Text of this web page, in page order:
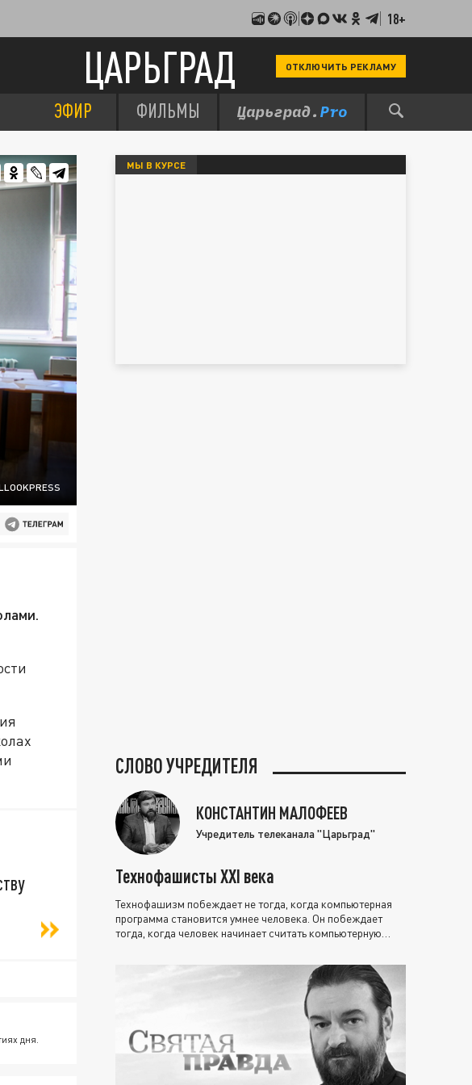
18+
ЦАРЬГРАД ОТКЛЮЧИТЬ РЕКЛАМУ
ЭФИР ФИЛЬМЫ
дня.
МЫ В КУРСЕ
СЛОВО УЧРЕДИТЕЛЯ
КОНСТАНТИН МАЛОФЕЕВ
Учредитель телеканала "Царьград"
Технофашисты XXI века
Технофашизм побеждает не тогда, когда компьютерная
программа становится умнее человека. Он побеждает
тогда, когда человек начинает считать компьютерную